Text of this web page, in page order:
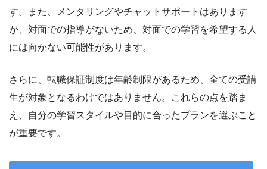
す。また、メンタリングやチャットサポートはあります
が、対面での指導がないため、対面での学習を希望する人
には向かない可能性があります。
さらに、転職保証制度は年齢制限があるため、全ての受講
生が対象となるわけではありません。これらの点を踏ま
え、自分の学習スタイルや目的に合ったプランを選ぶこと
が重要です。